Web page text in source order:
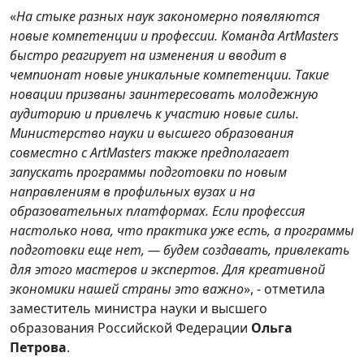
«На стыке разных наук закономерно появляются
новые компетенции и профессии. Команда ArtMasters
быстро реагирует на изменения и вводит в
чемпионат новые уникальные компетенции. Такие
новации призваны заинтересовать молодежную
аудиторию и привлечь к участию новые силы.
Министерство науки и высшего образования
совместно с ArtMasters также предполагает
запускать программы подготовки по новым
направлениям в профильных вузах и на
образовательных платформах. Если профессия
настолько нова, что практика уже есть, а программы
подготовки еще нет, — будем создавать, привлекать
для этого мастеров и экспертов. Для креативной
экономики нашей страны это важно», - отметила
заместитель министра науки и высшего
образования Российской Федерации Ольга
Петрова.